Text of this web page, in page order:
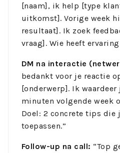
[naam], ik help [type
uitkomst]. Vorige week
resultaat]. Ik zoek
vraag]. Wie heeft
DM na interactie
bedankt voor je reactie
[onderwerp]. Ik waardeer
minuten volgende week
Doel: 2 concrete tips die
toepassen.”
Follow-up na call: “Top